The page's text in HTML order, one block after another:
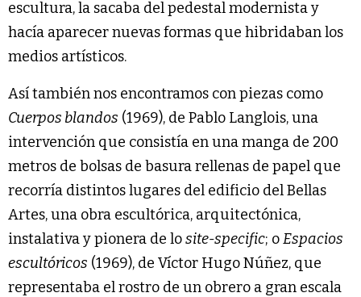
escultura, la sacaba del pedestal modernista y
hacía aparecer nuevas formas que hibridaban los
medios artísticos.
Así también nos encontramos con piezas como
Cuerpos blandos (1969), de Pablo Langlois, una
intervención que consistía en una manga de 200
metros de bolsas de basura rellenas de papel que
recorría distintos lugares del edificio del Bellas
Artes, una obra escultórica, arquitectónica,
instalativa y pionera de losite-specific; oEspacios
escultóricos (1969), de Víctor Hugo Núñez, que
representaba el rostro de un obrero a gran escala